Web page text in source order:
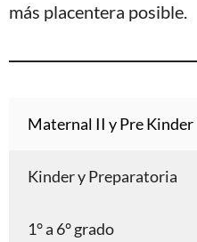
más placentera posible.
Maternal II y Pre Kinder
Kinder y Preparatoria
1° a 6° grado